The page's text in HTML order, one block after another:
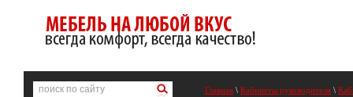
Главная \ Кабинеты руководителя \